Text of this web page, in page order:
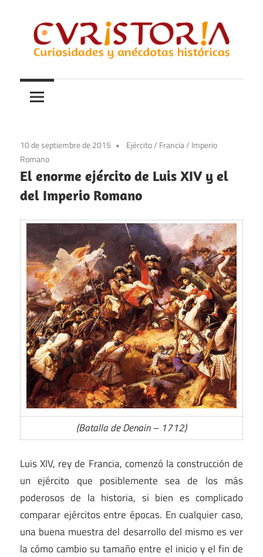
contenido
Curistoria
y
anécdotas
historia
10 de septiembre de 2015 Ejército/ Francia/ Imperio
Romano
El enorme ejército de Luis XIV y el
del Imperio Romano
(Batalla de Denain – 1712)
Luis XIV, rey de Francia, comenzó la construcción de
un ejército que posiblemente sea de los más
poderosos de la historia, si bien es complicado
comparar ejércitos entre épocas. En cualquier caso,
una buena muestra del desarrollo del mismo es ver
la cómo cambio su tamaño entre el inicio y el fin de